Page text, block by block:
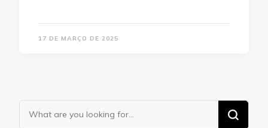
17 DE MARÇO DE 2025